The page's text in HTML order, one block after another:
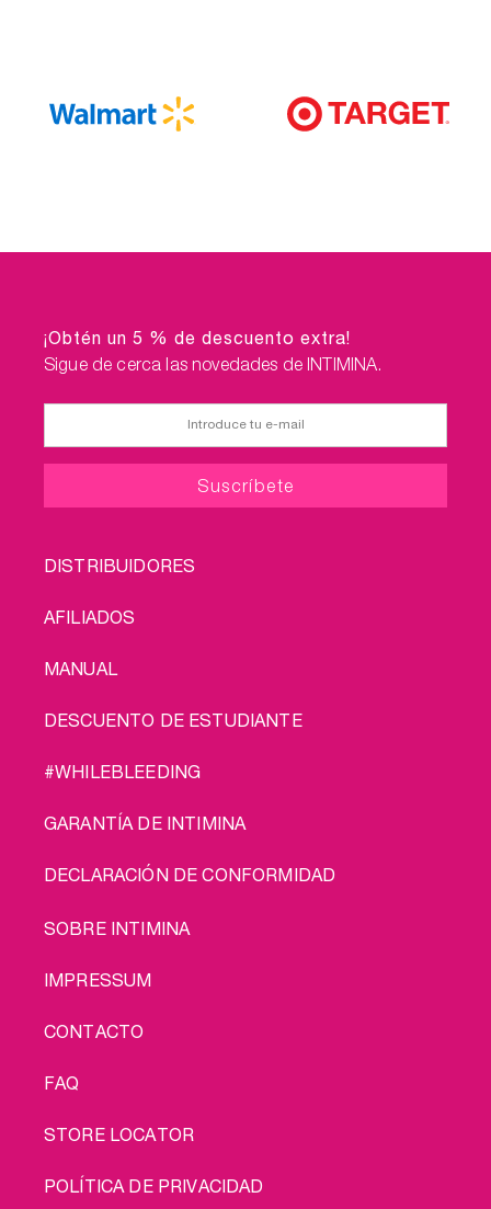
¡Obtén un 5 % de descuento extra!
Sigue de cerca las novedades de INTIMINA.
FOOTER
DISTRIBUIDORES
AFILIADOS
MANUAL
DESCUENTO DE ESTUDIANTE
#WHILEBLEEDING
GARANTÍA DE INTIMINA
DECLARACIÓN DE CONFORMIDAD
LEGAL
SOBRE INTIMINA
IMPRESSUM
CONTACTO
FAQ
STORE LOCATOR
POLÍTICA DE PRIVACIDAD